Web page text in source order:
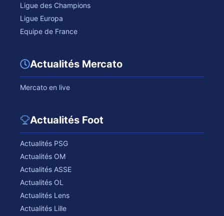
Ligue des Champions
Ligue Europa
Equipe de France
Actualités Mercato
Mercato en live
Actualités Foot
Actualités PSG
Actualités OM
Actualités ASSE
Actualités OL
Actualités Lens
Actualités Lille